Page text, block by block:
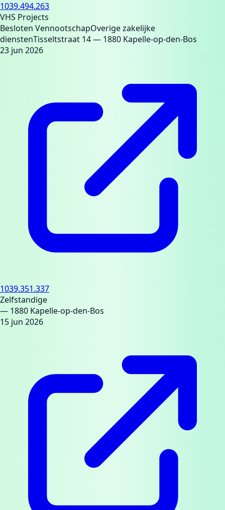
1039.494.263
VHS Projects
Besloten VennootschapOverige zakelijke
dienstenTisseltstraat 14— 1880 Kapelle-op-den-Bos
23 jun 2026
1039.351.337
Zelfstandige
— 1880 Kapelle-op-den-Bos
15 jun 2026